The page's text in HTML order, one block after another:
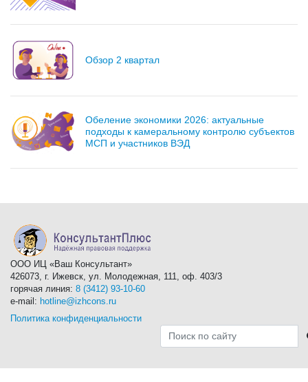
Обзор 2 квартал
Обеление экономики 2026: актуальные
подходы к камеральному контролю субъектов
МСП и участников ВЭД
ООО ИЦ «Ваш Консультант»
426073, г. Ижевск, ул. Молодежная, 111, оф. 403/3
горячая линия: 8 (3412) 93-10-60
e-mail: hotline@izhcons.ru
Политика конфиденциальности